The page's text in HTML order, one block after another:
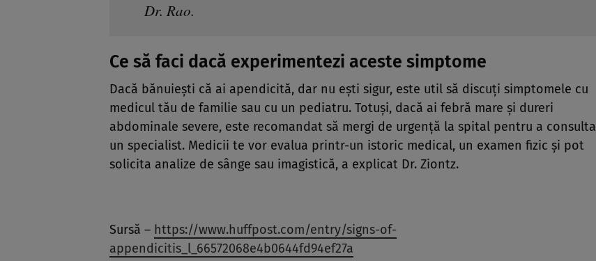
Dr. Rao.
Ce să faci dacă experimentezi aceste simptome
Dacă bănuiești că ai apendicită, dar nu ești sigur, este util să discuți simptomele cu
medicul tău de familie sau cu un pediatru. Totuși, dacă ai febră mare și dureri
abdominale severe, este recomandat să mergi de urgență la spital pentru a consulta
un specialist. Medicii te vor evalua printr-un istoric medical, un examen fizic și pot
solicita analize de sânge sau imagistică, a explicat Dr. Ziontz.
Sursă – https://www.huffpost.com/entry/signs-of-
appendicitis_l_66572068e4b0644fd94ef27a